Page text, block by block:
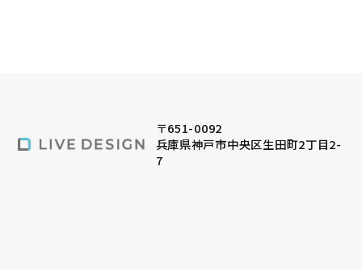
〒651-0092
兵庫県神戸市中央区生田町2丁目2-
7